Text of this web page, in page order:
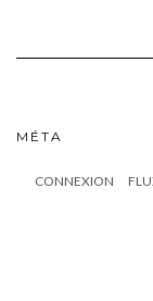
MÉTA
CONNEXION